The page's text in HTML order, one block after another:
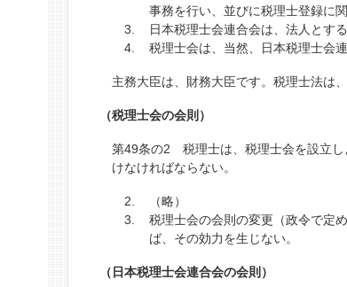
事務を行い、並びに税理士登録に
日本税理士会連合会は、法人とする
税理士会は、当然、日本税理士会
主務大臣は、財務大臣です。税理士法は
（税理士会の会則）
第49条の2 税理士は、税理士会を設立し
けなければならない。
（略）
税理士会の会則の変更（政令で定
ば、その効力を生じない。
（日本税理士会連合会の会則）